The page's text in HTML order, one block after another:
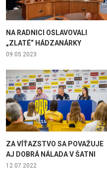
NA RADNICI OSLAVOVALI
„ZLATÉ“ HÁDZANÁRKY
09.05.2023
ZA VÍŤAZSTVO SA POVAŽUJE
AJ DOBRÁ NÁLADA V ŠATNI
12.07.2022